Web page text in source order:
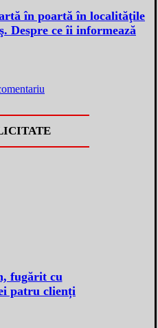
în poartă în localităţile
Despre ce îi informează
fugărit cu
patru clienți